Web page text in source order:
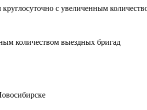
с увеличенным
количеством выездных бригад